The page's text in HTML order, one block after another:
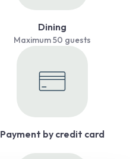
Dining
Maximum 50 guests
Payment by credit card